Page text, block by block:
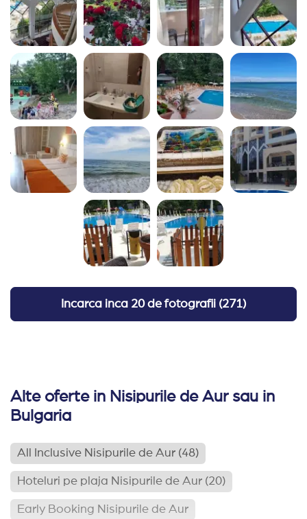
Incarca inca 20 de fotografii (271)
Alte oferte in Nisipurile de Aur sau in
Bulgaria
All Inclusive Nisipurile de Aur (48)
Hoteluri pe plaja Nisipurile de Aur (20)
Early Booking Nisipurile de Aur